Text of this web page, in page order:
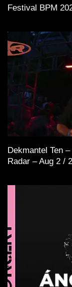
Festival BPM
Dekmantel Ten
Radar – Aug 2 /